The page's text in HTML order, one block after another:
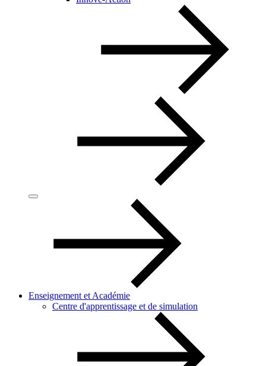
Enseignement et Académie
Centre d'apprentissage et de simulation